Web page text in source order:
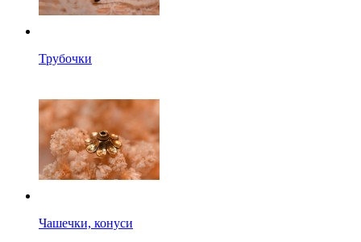
Трубочки
Чашечки, конуси